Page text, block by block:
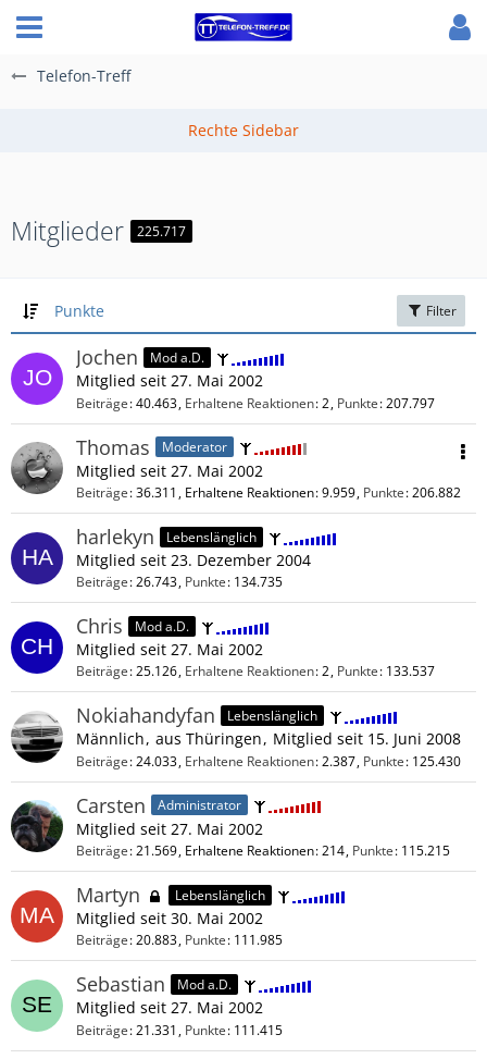
Telefon-Treff
Mitglieder 225.717
Punkte Filter
Jochen Mod a.D.
Mitglied seit 27. Mai 2002
Beiträge 40.463 Erhaltene Reaktionen 2 Punkte 207.797
Thomas Moderator
Mitglied seit 27. Mai 2002
Beiträge 36.311 Erhaltene Reaktionen 9.959 Punkte 206.882
harlekyn Lebenslänglich
Mitglied seit 23. Dezember 2004
Beiträge 26.743 Punkte 134.735
Chris Mod a.D.
Mitglied seit 27. Mai 2002
Beiträge 25.126 Erhaltene Reaktionen 2 Punkte 133.537
Nokiahandyfan Lebenslänglich
Männlich aus Thüringen Mitglied seit 15. Juni 2008
Beiträge 24.033 Erhaltene Reaktionen 2.387 Punkte 125.430
Carsten Administrator
Mitglied seit 27. Mai 2002
Beiträge 21.569 Erhaltene Reaktionen 214 Punkte 115.215
Martyn Lebenslänglich
Mitglied seit 30. Mai 2002
Beiträge 20.883 Punkte 111.985
Sebastian Mod a.D.
Mitglied seit 27. Mai 2002
Beiträge 21.331 Punkte 111.415